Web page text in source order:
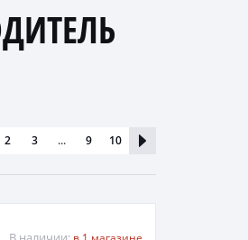
2 3 ... 9 10